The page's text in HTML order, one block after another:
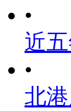
•
近
•
北